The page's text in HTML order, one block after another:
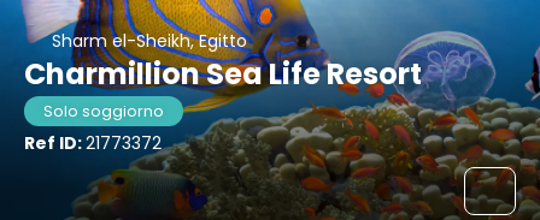
Sharm el-Sheikh, Egitto
Charmillion Sea Life Resort
Solo soggiorno
Ref ID:21773372